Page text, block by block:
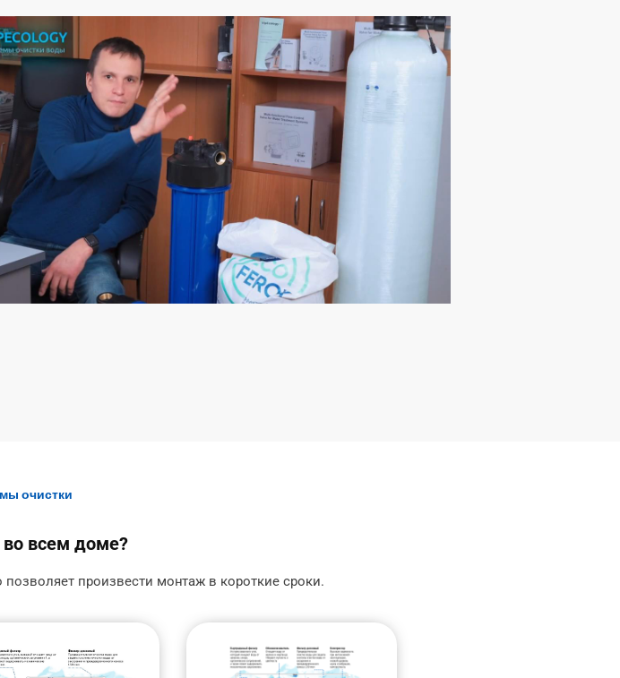
очистки
во всем доме?
произвести монтаж в короткие сроки.